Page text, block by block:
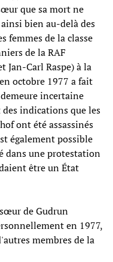
que sa mort ne
bien au-delà des
femmes de la classe
de la RAF
Jan-Carl Raspe) à la
octobre 1977 a fait
incertaine
indications que les
ont été assassinés
également possible
dans une protestation
être un État
de Gudrun
en 1977,
membres de la